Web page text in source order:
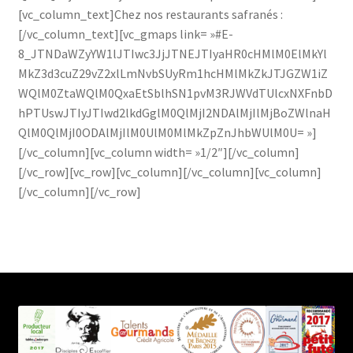
[vc_column_text]Chez nos restaurants safranés :
[/vc_column_text][vc_gmaps link= »#E-
8_JTNDaWZyYW1lJTIwc3JjJTNEJTIyaHR0cHMlM0ElMkYl
MkZ3d3cuZ29vZ2xlLmNvbSUyRm1hcHMlMkZkJTJGZW1iZ
WQlM0ZtaWQlM0QxaEtSblhSN1pvM3RJWVdTUlcxNXFnbD
hPTUswJTIyJTIwd2lkdGglM0QlMjI2NDAlMjIlMjBoZWlnaH
QlM0QlMjI0ODAlMjIlM0UlM0MlMkZpZnJhbWUlM0U= »]
[/vc_column][vc_column width= »1/2″][/vc_column]
[/vc_row][vc_row][vc_column][/vc_column][vc_column]
[/vc_column][/vc_row]